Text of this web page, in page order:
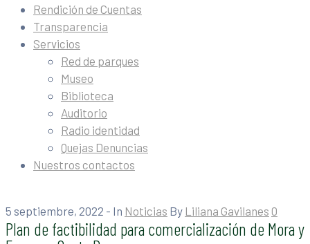
Rendición de Cuentas
Transparencia
Servicios
Red de parques
Museo
Biblioteca
Auditorio
Radio identidad
Quejas Denuncias
Nuestros contactos
5 septiembre, 2022 - In Noticias By Liliana Gavilanes 0
Plan de factibilidad para comercialización de Mora y